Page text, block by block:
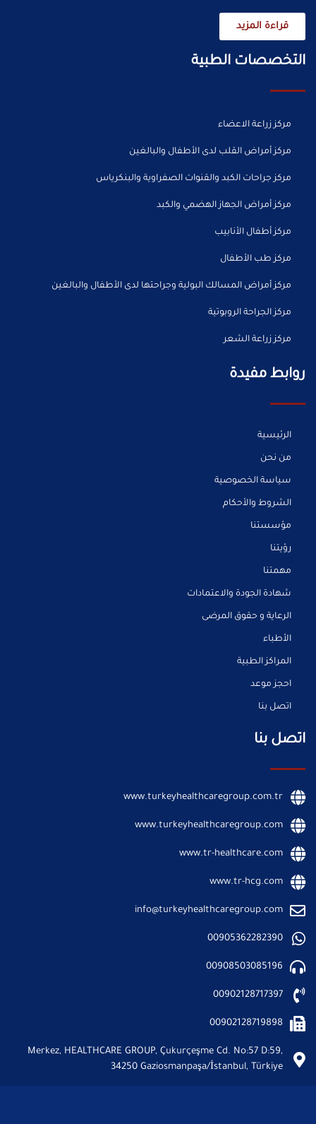
قراءة المزيد
التخصصات الطبية
مركز زراعة الاعضاء
مركز أمراض القلب لدى الأطفال والبالغين
مركز جراحات الكبد والقنوات الصفراوية والبنكرياس
مركز أمراض الجهاز الهضمي والكبد
مركز أطفال الأنابيب
مركز طب الأطفال
مركز أمراض المسالك البولية وجراحتها لدى الأطفال والبالغين
مركز الجراحة الروبوتية
مركز زراعة الشعر
روابط مفيدة
الرئيسية
من نحن
سياسة الخصوصية
الشروط والأحكام
مؤسستنا
رؤيتنا
مهمتنا
شهادة الجودة والاعتمادات
الرعاية و حقوق المرضى
الأطباء
المراكز الطبية
احجز موعد
اتصل بنا
اتصل بنا
www.turkeyhealthcaregroup.com.tr
www.turkeyhealthcaregroup.com
www.tr-healthcare.com
www.tr-hcg.com
info@turkeyhealthcaregroup.com
00905362282390
00908503085196
00902128717397
00902128719898
Merkez, HEALTHCARE GROUP, Çukurçeşme Cd. No:57 D:59,
34250 Gaziosmanpaşa/İstanbul, Türkiye